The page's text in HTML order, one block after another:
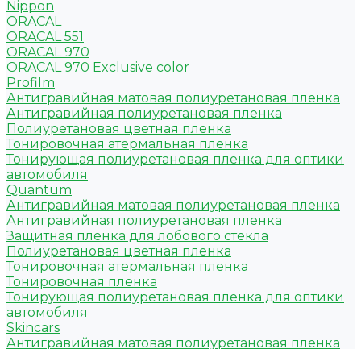
Nippon
ORACAL
ORACAL 551
ORACAL 970
ORACAL 970 Exclusive color
Profilm
Антигравийная матовая полиуретановая пленка
Антигравийная полиуретановая пленка
Полиуретановая цветная пленка
Тонировочная атермальная пленка
Тонирующая полиуретановая пленка для оптики
автомобиля
Quantum
Антигравийная матовая полиуретановая пленка
Антигравийная полиуретановая пленка
Защитная пленка для лобового стекла
Полиуретановая цветная пленка
Тонировочная атермальная пленка
Тонировочная пленка
Тонирующая полиуретановая пленка для оптики
автомобиля
Skincars
Антигравийная матовая полиуретановая пленка